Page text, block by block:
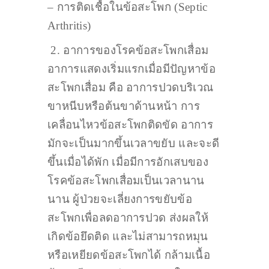
– การติดเชื้อในข้อสะโพก (Septic
Arthritis)
2. อาการของโรคข้อสะโพกเสื่อม
อาการแสดงเริ่มแรกเมื่อมีปัญหาข้อ
สะโพกเสื่อม คือ อาการปวดบริเวณ
ขาหนีบหรือต้นขาด้านหน้า การ
เคลื่อนไหวข้อสะโพกติดขัด อาการ
มักจะเป็นมากขึ้นเวลาขยับ และจะดี
ขึ้นเมื่อได้พัก เมื่อมีการอักเสบของ
โรคข้อสะโพกเสื่อมเป็นเวลานาน
นาน ผู้ป่วยจะเลี่ยงการขยับข้อ
สะโพกเพื่อลดอาการปวด ส่งผลให้
เกิดข้อยึดติด และไม่สามารถหมุน
หรือเหยียดข้อสะโพกได้ กล้ามเนื้อ